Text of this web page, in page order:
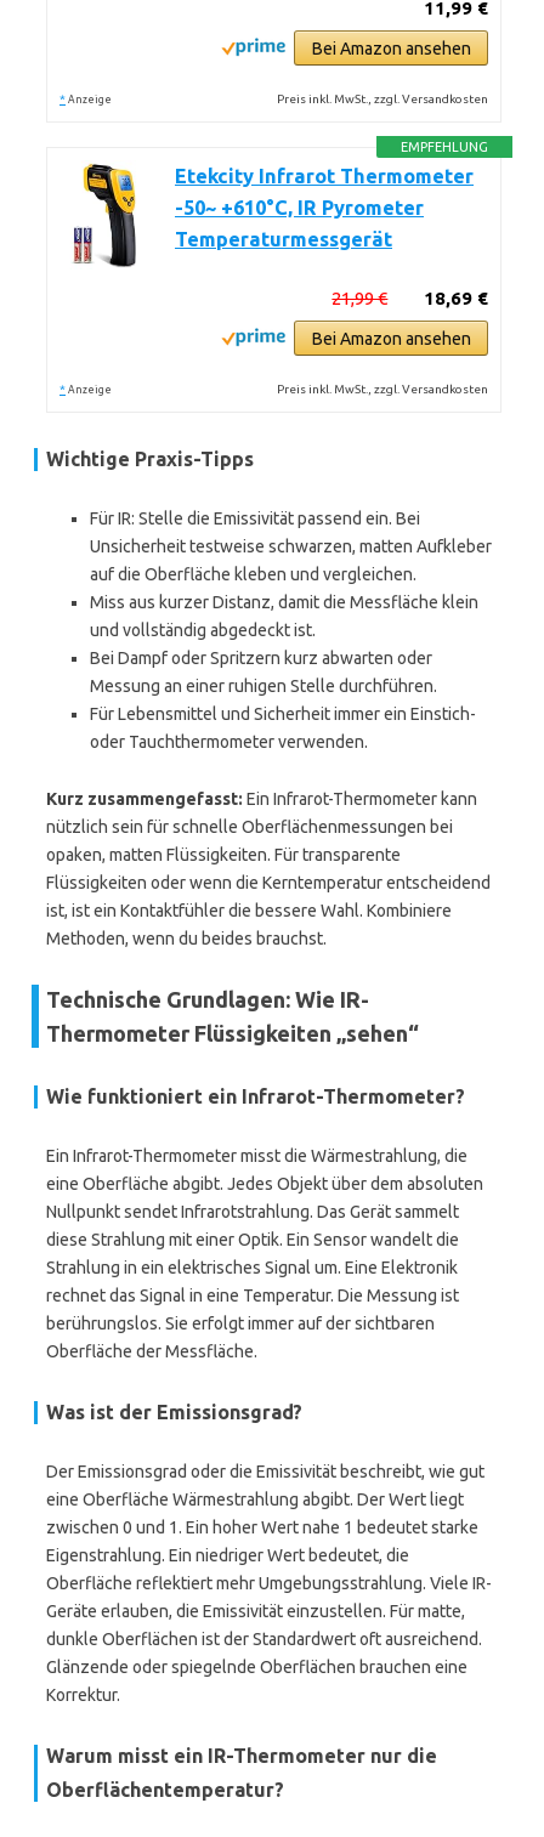
11,99 €
Bei Amazon ansehen
* Anzeige Preis inkl. MwSt., zzgl. Versandkosten
EMPFEHLUNG
Etekcity Infrarot Thermometer
-50~ +610°C, IR Pyrometer
Temperaturmessgerät
18,69 €
21,99 €
Bei Amazon ansehen
* Anzeige Preis inkl. MwSt., zzgl. Versandkosten
Wichtige Praxis-Tipps
Für IR: Stelle die Emissivität passend ein. Bei
Unsicherheit testweise schwarzen, matten Aufkleber
auf die Oberfläche kleben und vergleichen.
Miss aus kurzer Distanz, damit die Messfläche klein
und vollständig abgedeckt ist.
Bei Dampf oder Spritzern kurz abwarten oder
Messung an einer ruhigen Stelle durchführen.
Für Lebensmittel und Sicherheit immer ein Einstich-
oder Tauchthermometer verwenden.
Kurz zusammengefasst: Ein Infrarot-Thermometer kann
nützlich sein für schnelle Oberflächenmessungen bei
opaken, matten Flüssigkeiten. Für transparente
Flüssigkeiten oder wenn die Kerntemperatur entscheidend
ist, ist ein Kontaktfühler die bessere Wahl. Kombiniere
Methoden, wenn du beides brauchst.
Technische Grundlagen: Wie IR-
Thermometer Flüssigkeiten „sehen“
Wie funktioniert ein Infrarot-Thermometer?
Ein Infrarot-Thermometer misst die Wärmestrahlung, die
eine Oberfläche abgibt. Jedes Objekt über dem absoluten
Nullpunkt sendet Infrarotstrahlung. Das Gerät sammelt
diese Strahlung mit einer Optik. Ein Sensor wandelt die
Strahlung in ein elektrisches Signal um. Eine Elektronik
rechnet das Signal in eine Temperatur. Die Messung ist
berührungslos. Sie erfolgt immer auf der sichtbaren
Oberfläche der Messfläche.
Was ist der Emissionsgrad?
Der Emissionsgrad oder die Emissivität beschreibt, wie gut
eine Oberfläche Wärmestrahlung abgibt. Der Wert liegt
zwischen 0 und 1. Ein hoher Wert nahe 1 bedeutet starke
Eigenstrahlung. Ein niedriger Wert bedeutet, die
Oberfläche reflektiert mehr Umgebungsstrahlung. Viele IR-
Geräte erlauben, die Emissivität einzustellen. Für matte,
dunkle Oberflächen ist der Standardwert oft ausreichend.
Glänzende oder spiegelnde Oberflächen brauchen eine
Korrektur.
Warum misst ein IR-Thermometer nur die
Oberflächentemperatur?